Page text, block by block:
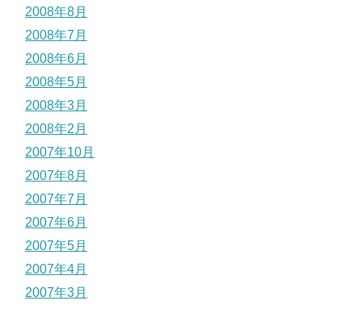
2008年8月
2008年7月
2008年6月
2008年5月
2008年3月
2008年2月
2007年10月
2007年8月
2007年7月
2007年6月
2007年5月
2007年4月
2007年3月